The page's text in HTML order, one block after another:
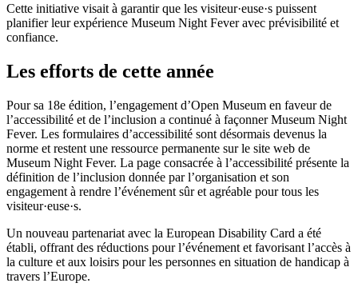
Cette initiative visait à garantir que les visiteur·euse·s puissent
planifier leur expérience Museum Night Fever avec prévisibilité et
confiance.
Les efforts de cette année
Pour sa 18e édition, l’engagement d’Open Museum en faveur de
l’accessibilité et de l’inclusion a continué à façonner Museum Night
Fever. Les formulaires d’accessibilité sont désormais devenus la
norme et restent une ressource permanente sur le site web de
Museum Night Fever. La page consacrée à l’accessibilité présente la
définition de l’inclusion donnée par l’organisation et son
engagement à rendre l’événement sûr et agréable pour tous les
visiteur·euse·s.
Un nouveau partenariat avec la European Disability Card a été
établi, offrant des réductions pour l’événement et favorisant l’accès à
la culture et aux loisirs pour les personnes en situation de handicap à
travers l’Europe.